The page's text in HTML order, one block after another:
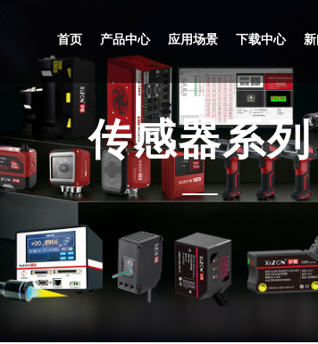
首页 产品中心 应用场景 下载中心
传感器系列